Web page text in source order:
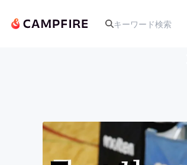
アート・写真